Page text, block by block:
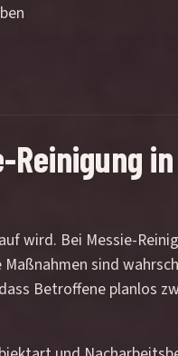
in
wird. Bei Messie-
sind
Betroffene planlos